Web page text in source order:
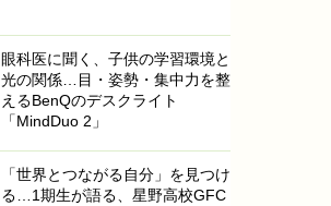
眼科医に聞く、子供の学習環境と
光の関係…目・姿勢・集中力を整
えるBenQのデスクライト
「MindDuo 2」
「世界とつながる自分」を見つけ
る…1期生が語る、星野高校GFC